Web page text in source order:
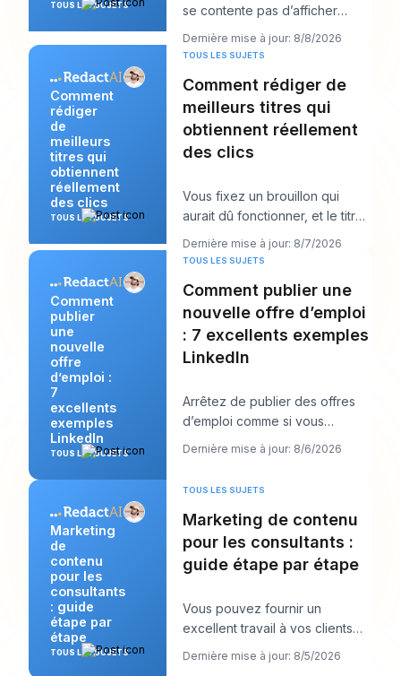
TOUS LES SUJETS
se contente pas d’afficher
votre journée. Il commence à la
négocier
Dernière mise à jour: 8/8/2026
Comment
rédiger
de
meilleurs
titres qui
obtiennent
réellement
des clics
TOUS LES SUJETS
TOUS LES SUJETS
Comment rédiger de
meilleurs titres qui
obtiennent réellement
des clics
Vous fixez un brouillon qui
aurait dû fonctionner, et le titre
est probablement la première
chose qu
Dernière mise à jour: 8/7/2026
Comment
publier
une
nouvelle
offre
d’emploi :
7
excellents
exemples
LinkedIn
TOUS LES SUJETS
TOUS LES SUJETS
Comment publier une
nouvelle offre d’emploi
: 7 excellents exemples
LinkedIn
Arrêtez de publier des offres
d’emploi comme si vous
remplissiez des formulaires et
commencez à les
Dernière mise à jour: 8/6/2026
Marketing
de
contenu
pour les
consultants
: guide
étape par
étape
TOUS LES SUJETS
TOUS LES SUJETS
Marketing de contenu
pour les consultants :
guide étape par étape
Vous pouvez fournir un
excellent travail à vos clients
tout en vous sentant
étrangement invisible en
Dernière mise à jour: 8/5/2026